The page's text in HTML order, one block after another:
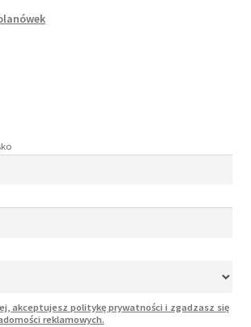
akceptujesz politykę prywatności i zgadzasz się
reklamowych.